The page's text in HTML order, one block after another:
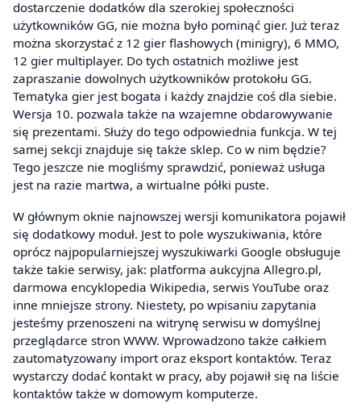
dostarczenie dodatków dla szerokiej społeczności
użytkowników GG, nie można było pominąć gier. Już teraz
można skorzystać z 12 gier flashowych (minigry), 6 MMO,
12 gier multiplayer. Do tych ostatnich możliwe jest
zapraszanie dowolnych użytkowników protokołu GG.
Tematyka gier jest bogata i każdy znajdzie coś dla siebie.
Wersja 10. pozwala także na wzajemne obdarowywanie
się prezentami. Służy do tego odpowiednia funkcja. W tej
samej sekcji znajduje się także sklep. Co w nim będzie?
Tego jeszcze nie mogliśmy sprawdzić, ponieważ usługa
jest na razie martwa, a wirtualne półki puste.
W głównym oknie najnowszej wersji komunikatora pojawił
się dodatkowy moduł. Jest to pole wyszukiwania, które
oprócz najpopularniejszej wyszukiwarki Google obsługuje
także takie serwisy, jak: platforma aukcyjna Allegro.pl,
darmowa encyklopedia Wikipedia, serwis YouTube oraz
inne mniejsze strony. Niestety, po wpisaniu zapytania
jesteśmy przenoszeni na witrynę serwisu w domyślnej
przeglądarce stron WWW. Wprowadzono także całkiem
zautomatyzowany import oraz eksport kontaktów. Teraz
wystarczy dodać kontakt w pracy, aby pojawił się na liście
kontaktów także w domowym komputerze.